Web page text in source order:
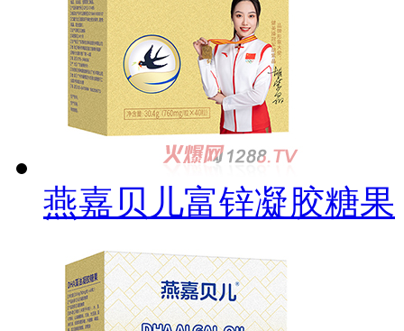
燕嘉贝儿富锌凝胶糖果